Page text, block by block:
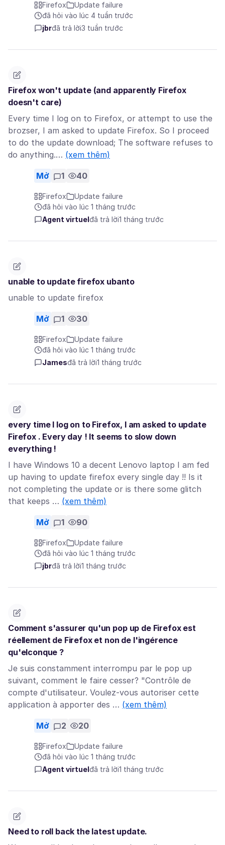
Firefox
Update failure
đã hỏi vào lúc 4 tuần trước
jbrđã trả lời3 tuần trước
Firefox won't update (and apparently Firefox
doesn't care)
Every time I log on to Firefox, or attempt to use the
brozser, I am asked to update Firefox. So I proceed
to do the update download; The software refuses to
do anything.… (xem thêm)
Mở 1 40
Firefox
Update failure
đã hỏi vào lúc 1 tháng trước
Agent virtuel đã trả lời1 tháng trước
unable to update firefox ubanto
unable to update firefox
Mở 1 30
Firefox
Update failure
đã hỏi vào lúc 1 tháng trước
Jamesđã trả lời1 tháng trước
every time I log on to Firefox, I am asked to update
Firefox . Every day ! It seems to slow down
everything !
I have Windows 10 a decent Lenovo laptop I am fed
up having to update firefox every single day !! Is it
not completing the update or is there some glitch
that keeps … (xem thêm)
Mở 1 90
Firefox
Update failure
đã hỏi vào lúc 1 tháng trước
jbrđã trả lời1 tháng trước
Comment s'assurer qu'un pop up de Firefox est
réellement de Firefox et non de l'ingérence
qu'elconque ?
Je suis constamment interrompu par le pop up
suivant, comment le faire cesser? "Contrôle de
compte d'utilisateur. Voulez-vous autoriser cette
application à apporter des … (xem thêm)
Mở 2 20
Firefox
Update failure
đã hỏi vào lúc 1 tháng trước
Agent virtuel đã trả lời1 tháng trước
Need to roll back the latest update.